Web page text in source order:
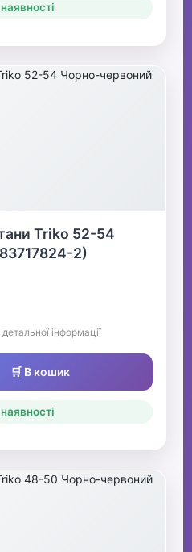
Triko 52-54
2)
інформації
🛒 В кошик